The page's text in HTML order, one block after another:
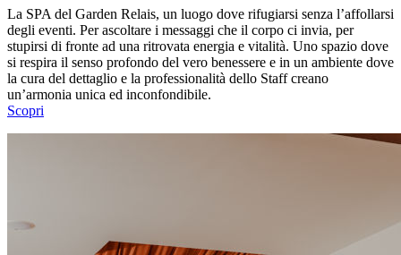
La SPA del Garden Relais, un luogo dove rifugiarsi senza l’affollarsi
degli eventi. Per ascoltare i messaggi che il corpo ci invia, per
stupirsi di fronte ad una ritrovata energia e vitalità. Uno spazio dove
si respira il senso profondo del vero benessere e in un ambiente dove
la cura del dettaglio e la professionalità dello Staff creano
un’armonia unica ed inconfondibile.
Scopri